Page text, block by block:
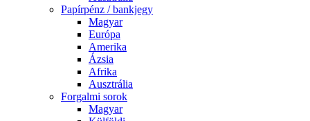
Papírpénz / bankjegy
Magyar
Európa
Amerika
Ázsia
Afrika
Ausztrália
Forgalmi sorok
Magyar